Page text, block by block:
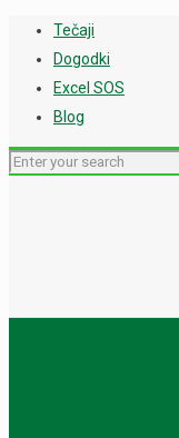
Tečaji
Dogodki
Excel SOS
Blog